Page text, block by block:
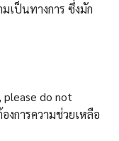
เป็นทางการ ซึ่งมัก
please do not
การความช่วยเหลือ